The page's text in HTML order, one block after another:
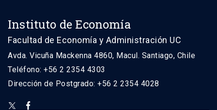
Instituto de Economía
Facultad de Economía y Administración UC
Avda. Vicuña Mackenna 4860, Macul. Santiago, Chile
Teléfono: +56 2 2354 4303
Dirección de Postgrado: +56 2 2354 4028